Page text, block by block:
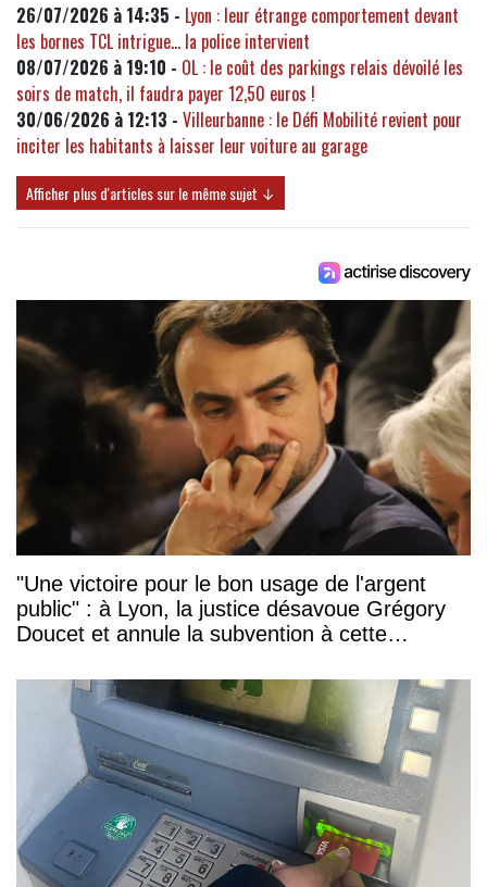
26/07/2026 à 14:35 - Lyon : leur étrange comportement devant
les bornes TCL intrigue... la police intervient
08/07/2026 à 19:10 - OL : le coût des parkings relais dévoilé les
soirs de match, il faudra payer 12,50 euros !
30/06/2026 à 12:13 - Villeurbanne : le Défi Mobilité revient pour
inciter les habitants à laisser leur voiture au garage
Afficher plus d'articles sur le même sujet ↓
"Une victoire pour le bon usage de l'argent
public" : à Lyon, la justice désavoue Grégory
Doucet et annule la subvention à cette